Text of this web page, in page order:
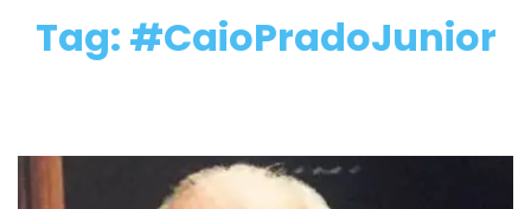
Tag: #CaioPradoJunior